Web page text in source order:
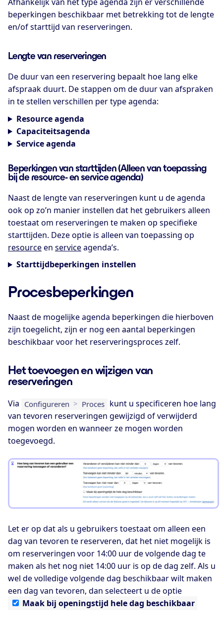
beperkingen beschikbaar met betrekking tot de lengte
en/of starttijd van reserveringen.
Lengte van reserveringen
De duur van een reservering bepaalt hoe lang elke
afspraak duurt. De stappen om de duur van afspraken
in te stellen verschillen per type agenda:
Resource agenda
Capaciteitsagenda
Service agenda
Beperkingen van starttijden (Alleen van toepassing
bij de resource- en service agenda)
Naast de lengte van reserveringen kunt u de agenda
ook op zo’n manier instellen dat het gebruikers alleen
toestaat om reserveringen te maken op specifieke
starttijden. Deze optie is alleen van toepassing op
resourceen serviceagenda’s.
Starttijdbeperkingen instellen
Procesbeperkingen
Naast de mogelijke agenda beperkingen die hierboven
zijn toegelicht, zijn er nog een aantal beperkingen
beschikbaar voor het reserveringsproces zelf.
Het toevoegen en wijzigen van
reserveringen
Via Configureren > Proces kunt u specificeren hoe lang
van tevoren reserveringen gewijzigd of verwijderd
mogen worden en wanneer ze mogen worden
toegevoegd.
Let er op dat als u gebruikers toestaat om alleen een
dag van tevoren te reserveren, dat het niet mogelijk is
om reserveringen voor 14:00 uur de volgende dag te
maken als het nog niet 14:00 uur is op de dag zelf. Als u
wel de volledige volgende dag beschikbaar wilt maken
een dag van tevoren, dan selecteert u de optie
Maakbij openingstijd hele dag beschikbaar